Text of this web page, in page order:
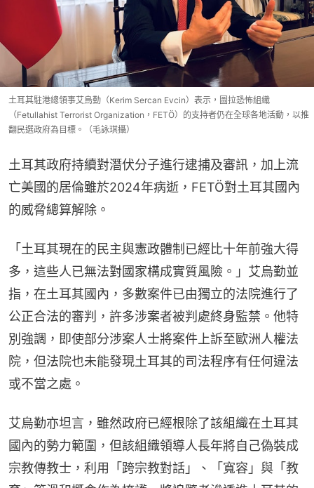
土耳其駐港總領事艾烏勤（Kerim Sercan Evcin）表示，圖拉恐怖組織
（Fetullahist Terrorist Organization，FETÖ）的支持者仍在全球各地活動，以推
翻民選政府為目標。（毛詠琪攝）
土耳其政府持續對潛伏分子進行逮捕及審訊，加上流
亡美國的居倫雖於2024年病逝，FETÖ對土耳其國內
的威脅總算解除。
「土耳其現在的民主與憲政體制已經比十年前強大得
多，這些人已無法對國家構成實質風險。」艾烏勤並
指，在土耳其國內，多數案件已由獨立的法院進行了
公正合法的審判，許多涉案者被判處終身監禁。他特
別強調，即使部分涉案人士將案件上訴至歐洲人權法
院，但法院也未能發現土耳其的司法程序有任何違法
或不當之處。
艾烏勤亦坦言，雖然政府已經根除了該組織在土耳其
國內的勢力範圍，但該組織領導人長年將自己偽裝成
宗教傳教士，利用「跨宗教對話」、「寬容」與「教